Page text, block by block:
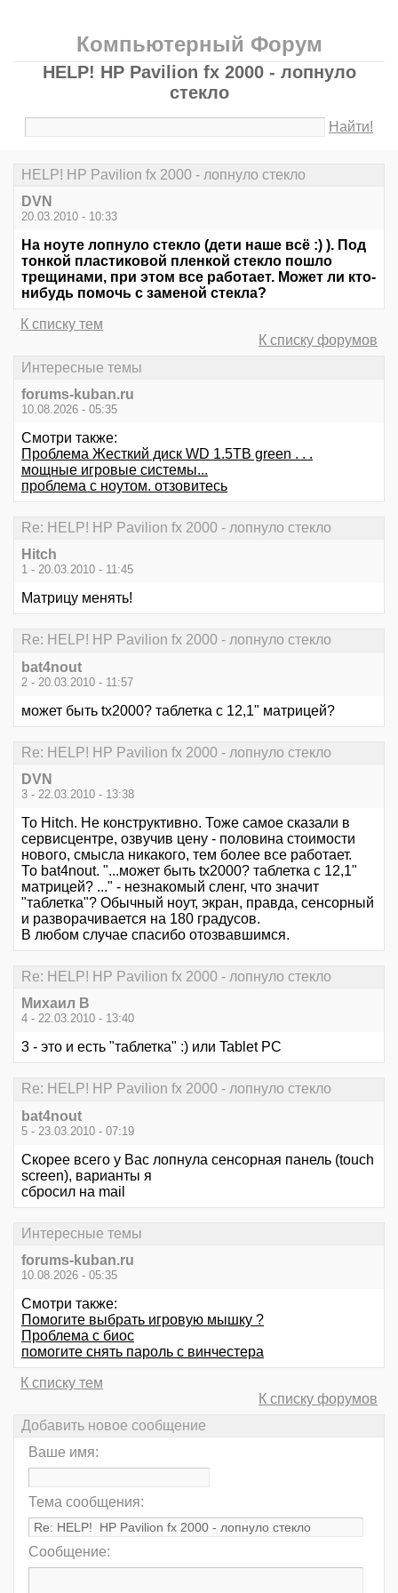
Компьютерный Форум
HELP! HP Pavilion fx 2000 - лопнуло
стекло
Найти!
HELP! HP Pavilion fx 2000 - лопнуло стекло
DVN
20.03.2010 - 10:33
На ноуте лопнуло стекло (дети наше всё :) ). Под
тонкой пластиковой пленкой стекло пошло
трещинами, при этом все работает. Может ли кто-
нибудь помочь с заменой стекла?
К списку тем
К списку форумов
Интересные темы
forums-kuban.ru
10.08.2026 - 05:35
Смотри также:
Проблема Жесткий диск WD 1.5TB green . . .
мощные игровые системы...
проблема с ноутом. отзовитесь
Re: HELP! HP Pavilion fx 2000 - лопнуло стекло
Hitch
1 - 20.03.2010 - 11:45
Матрицу менять!
Re: HELP! HP Pavilion fx 2000 - лопнуло стекло
bat4nout
2 - 20.03.2010 - 11:57
может быть tx2000? таблетка с 12,1" матрицей?
Re: HELP! HP Pavilion fx 2000 - лопнуло стекло
DVN
3 - 22.03.2010 - 13:38
То Hitch. Не конструктивно. Тоже самое сказали в
сервисцентре, озвучив цену - половина стоимости
нового, смысла никакого, тем более все работает.
То bat4nout. "...может быть tx2000? таблетка с 12,1"
матрицей? ..." - незнакомый сленг, что значит
"таблетка"? Обычный ноут, экран, правда, сенсорный
и разворачивается на 180 градусов.
В любом случае спасибо отозвавшимся.
Re: HELP! HP Pavilion fx 2000 - лопнуло стекло
Михаил В
4 - 22.03.2010 - 13:40
3 - это и есть "таблетка" :) или Tablet PC
Re: HELP! HP Pavilion fx 2000 - лопнуло стекло
bat4nout
5 - 23.03.2010 - 07:19
Скорее всего у Вас лопнула сенсорная панель (touch
screen), варианты я
сбросил на mail
Интересные темы
forums-kuban.ru
10.08.2026 - 05:35
Смотри также:
Помогите выбрать игровую мышку ?
Проблема с биос
помогите снять пароль с винчестера
К списку тем
К списку форумов
Добавить новое сообщение
Ваше имя:
Тема сообщения:
Сообщение: